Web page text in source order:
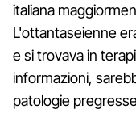
italiana
L'ottantaseienne
e si trovava in
informazioni,
patologie